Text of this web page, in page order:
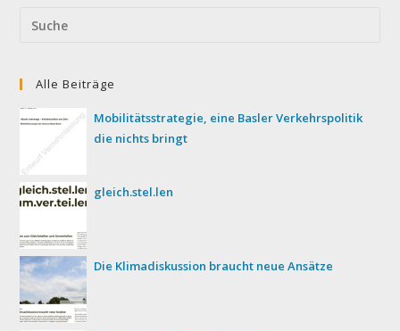
Search
Alle Beiträge
Mobilitätsstrategie, eine Basler Verkehrspolitik
die nichts bringt
gleich.stel.len
Die Klimadiskussion braucht neue Ansätze